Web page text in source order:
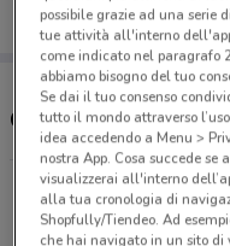
Orari e Indirizzi
Via Sesto, 47c
2.9 km
CHIUSO
possibile grazie ad una serie
tue attività all'interno
come indicato nel paragrafo
abbiamo bisogno del tuo
Se dai il tuo consenso
tutto il mondo attraverso
idea accedendo a Menu >
nostra App. Cosa succede se
visualizzerai all'interno
alla tua cronologia di
Shopfully/Tiendeo. Ad
che hai navigato in un sito